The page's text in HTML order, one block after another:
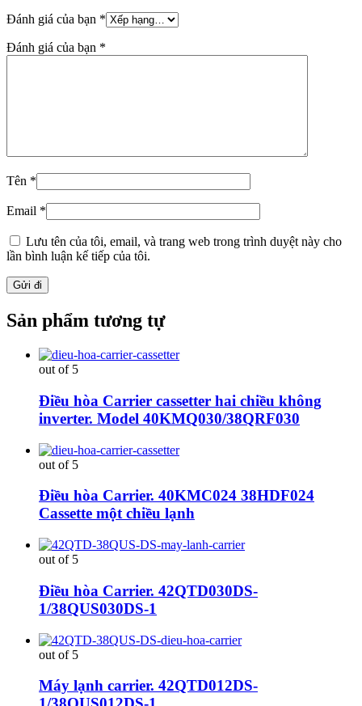
Đánh giá của bạn *
Đánh giá của bạn *
Tên *
Email *
Lưu tên của tôi, email, và trang web trong trình duyệt này cho
lần bình luận kế tiếp của tôi.
Sản phẩm tương tự
out of 5
Điều hòa Carrier cassetter hai chiều không
inverter. Model 40KMQ030/38QRF030
out of 5
Điều hòa Carrier. 40KMC024 38HDF024
Cassette một chiều lạnh
out of 5
Điều hòa Carrier. 42QTD030DS-
1/38QUS030DS-1
out of 5
Máy lạnh carrier. 42QTD012DS-